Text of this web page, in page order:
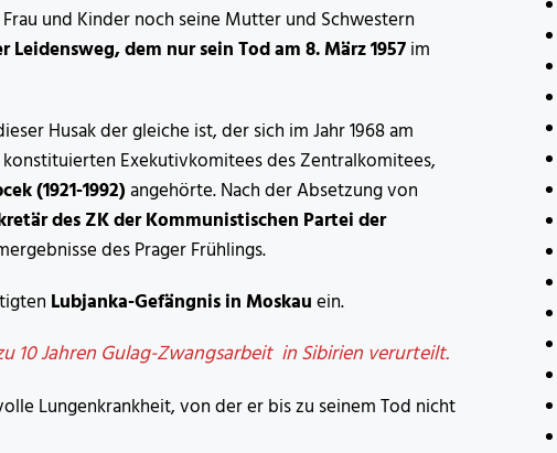
und Kinder noch seine Mutter und Schwestern
dem nur sein Tod am 8. März 1957im
Husak der gleiche ist, der sich im Jahr 1968 am
Exekutivkomitees des Zentralkomitees,
(1921-1992)angehörte. Nach der Absetzung von
des ZK der Kommunistischen Partei der
des Prager Frühlings.
Lubjanka-Gefängnis in Moskauein.
10 Jahren Gulag-Zwangsarbeit in Sibirien verurteilt.
Lungenkrankheit, von der er bis zu seinem Tod nicht